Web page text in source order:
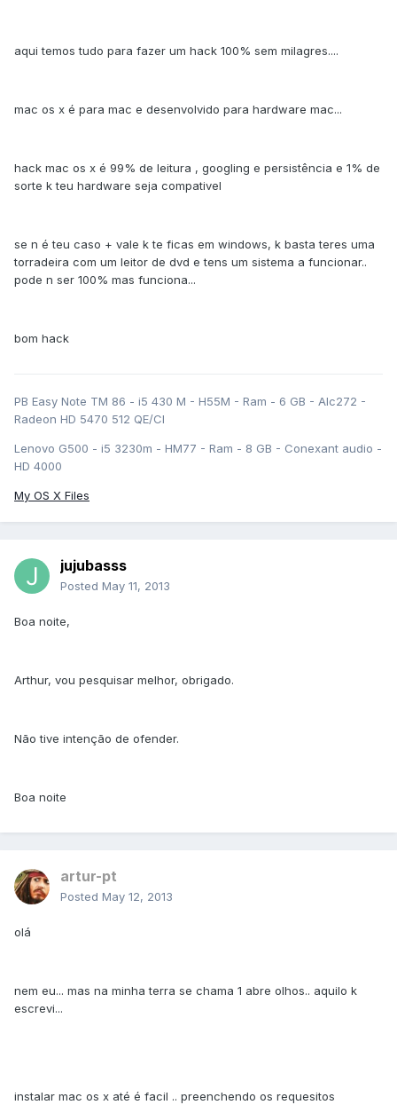
aqui temos tudo para fazer um hack 100% sem milagres....
mac os x é para mac e desenvolvido para hardware mac...
hack mac os x é 99% de leitura , googling e persistência e 1% de
sorte k teu hardware seja compativel
se n é teu caso + vale k te ficas em windows, k basta teres uma
torradeira com um leitor de dvd e tens um sistema a funcionar..
pode n ser 100% mas funciona...
bom hack
PB Easy Note TM 86 - i5 430 M - H55M - Ram - 6 GB - Alc272 -
Radeon HD 5470 512 QE/CI
Lenovo G500 - i5 3230m - HM77 - Ram - 8 GB - Conexant audio -
HD 4000
My OS X Files
jujubasss
Posted May 11, 2013
Boa noite,
Arthur, vou pesquisar melhor, obrigado.
Não tive intenção de ofender.
Boa noite
artur-pt
Posted May 12, 2013
olá
nem eu... mas na minha terra se chama 1 abre olhos.. aquilo k
escrevi...
instalar mac os x até é facil .. preenchendo os requesitos